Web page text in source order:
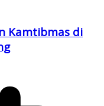
Kamtibmas di